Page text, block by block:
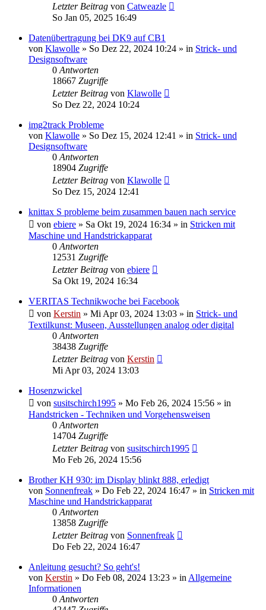
Letzter Beitrag von Catweazle
So Jan 05, 2025 16:49
Datenübertragung bei DK9 auf CB1
von Klawolle » So Dez 22, 2024 10:24 » in Strick- und
Designsoftware
0 Antworten
18667 Zugriffe
Letzter Beitrag von Klawolle
So Dez 22, 2024 10:24
img2track Probleme
von Klawolle » So Dez 15, 2024 12:41 » in Strick- und
Designsoftware
0 Antworten
18904 Zugriffe
Letzter Beitrag von Klawolle
So Dez 15, 2024 12:41
knittax S probleme beim zusammen bauen nach service
von ebiere » Sa Okt 19, 2024 16:34 » in Stricken mit
Maschine und Handstrickapparat
0 Antworten
12531 Zugriffe
Letzter Beitrag von ebiere
Sa Okt 19, 2024 16:34
VERITAS Technikwoche bei Facebook
von Kerstin » Mi Apr 03, 2024 13:03 » in Strick- und
Textilkunst: Museen, Ausstellungen analog oder digital
0 Antworten
38438 Zugriffe
Letzter Beitrag von Kerstin
Mi Apr 03, 2024 13:03
Hosenzwickel
von susitschirch1995 » Mo Feb 26, 2024 15:56 » in
Handstricken - Techniken und Vorgehensweisen
0 Antworten
14704 Zugriffe
Letzter Beitrag von susitschirch1995
Mo Feb 26, 2024 15:56
Brother KH 930: im Display blinkt 888, erledigt
von Sonnenfreak » Do Feb 22, 2024 16:47 » in Stricken mit
Maschine und Handstrickapparat
0 Antworten
13858 Zugriffe
Letzter Beitrag von Sonnenfreak
Do Feb 22, 2024 16:47
Anleitung gesucht? So geht's!
von Kerstin » Do Feb 08, 2024 13:23 » in Allgemeine
Informationen
0 Antworten